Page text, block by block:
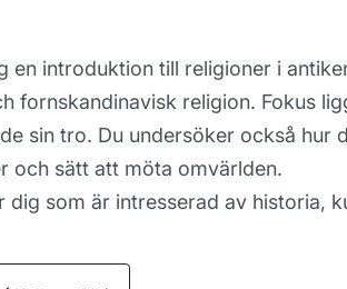
en introduktion till religioner i
fornskandinavisk religion. Fokus
sin tro. Du undersöker också hur
och sätt att möta omvärlden.
dig som är intresserad av historia,